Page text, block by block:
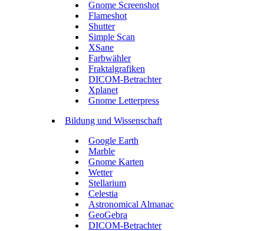
Gnome Screenshot
Flameshot
Shutter
Simple Scan
XSane
Farbwähler
Fraktalgrafiken
DICOM-Betrachter
Xplanet
Gnome Letterpress
Bildung und Wissenschaft
Google Earth
Marble
Gnome Karten
Wetter
Stellarium
Celestia
Astronomical Almanac
GeoGebra
DICOM-Betrachter